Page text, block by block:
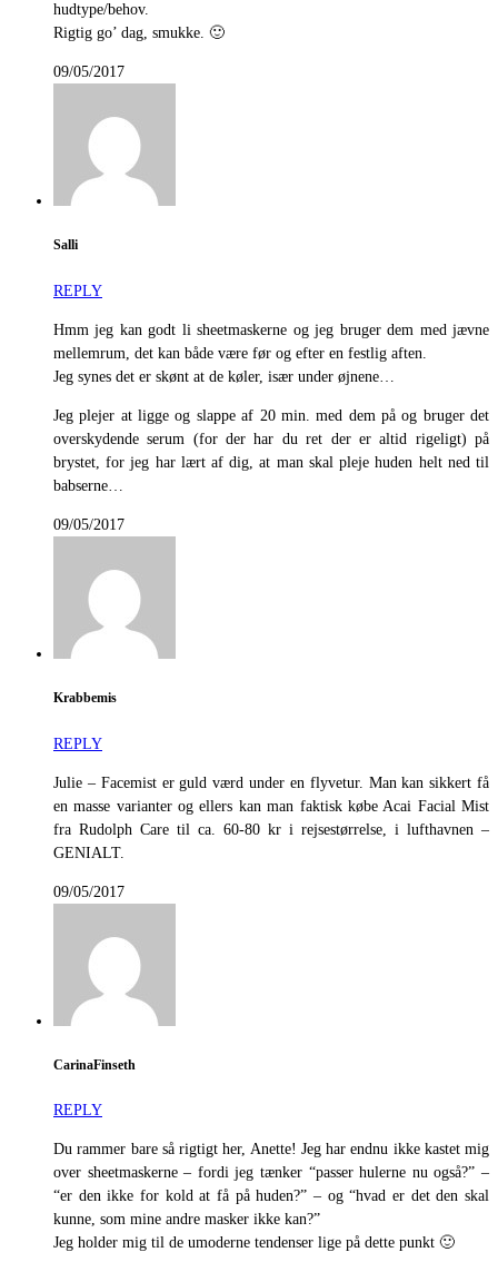
hudtype/behov.
Rigtig go’ dag, smukke. 🙂
09/05/2017
Salli
REPLY
Hmm jeg kan godt li sheetmaskerne og jeg bruger dem med jævne
mellemrum, det kan både være før og efter en festlig aften.
Jeg synes det er skønt at de køler, især under øjnene…
Jeg plejer at ligge og slappe af 20 min. med dem på og bruger det
overskydende serum (for der har du ret der er altid rigeligt) på
brystet, for jeg har lært af dig, at man skal pleje huden helt ned til
babserne…
09/05/2017
Krabbemis
REPLY
Julie – Facemist er guld værd under en flyvetur. Man kan sikkert få
en masse varianter og ellers kan man faktisk købe Acai Facial Mist
fra Rudolph Care til ca. 60-80 kr i rejsestørrelse, i lufthavnen –
GENIALT.
09/05/2017
CarinaFinseth
REPLY
Du rammer bare så rigtigt her, Anette! Jeg har endnu ikke kastet mig
over sheetmaskerne – fordi jeg tænker “passer hulerne nu også?” –
“er den ikke for kold at få på huden?” – og “hvad er det den skal
kunne, som mine andre masker ikke kan?”
Jeg holder mig til de umoderne tendenser lige på dette punkt 🙂